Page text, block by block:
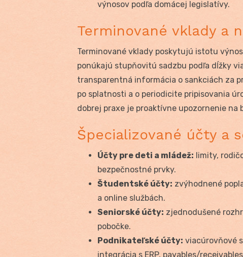
výnosov podľa domácej legislatívy.
Terminované vklady a
Terminované vklady poskytujú istotu
ponúkajú stupňovitú sadzbu podľa dĺžky
transparentná informácia o sankciách za
po splatnosti a o periodicite pripisovania
dobrej praxe je proaktívne upozornenie
Špecializované účty a
Účty pre deti a mládež: limity,
bezpečnostné prvky.
Študentské účty: zvýhodnené
a online službách.
Seniorské účty: zjednodušené
pobočke.
Podnikateľské účty: viacúrovňové
integrácia s ERP, payables/